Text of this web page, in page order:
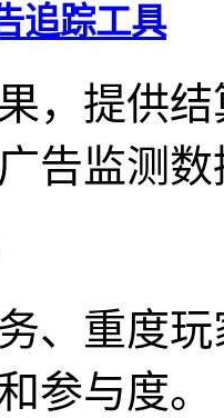
追踪工具
，提供
告监测数
、重度
参与度。